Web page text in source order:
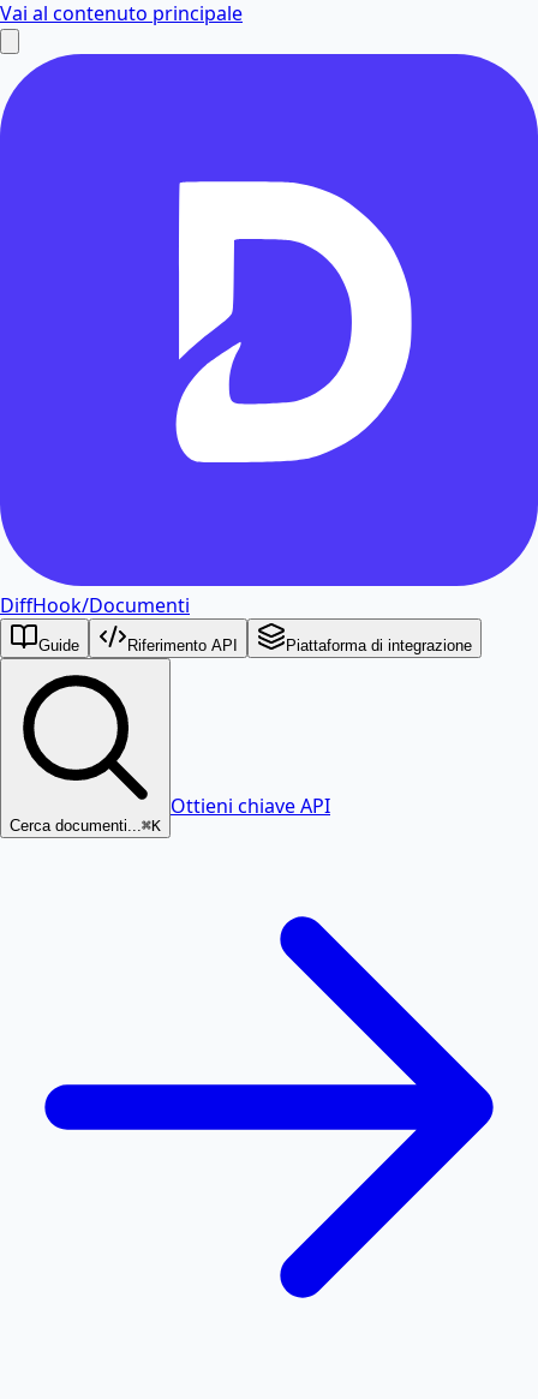
Vai al contenuto principale
DiffHook/Documenti
Guide Riferimento API Piattaforma di integrazione
Cerca documenti... ⌘K
Ottieni chiave API